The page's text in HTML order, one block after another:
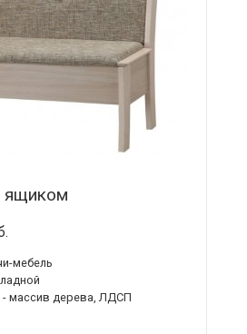
ящиком
мебель
- массив дерева, ЛДСП